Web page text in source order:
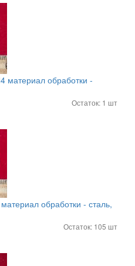
материал обработки -
Остаток: 1 шт
обработки - сталь,
Остаток: 105 шт